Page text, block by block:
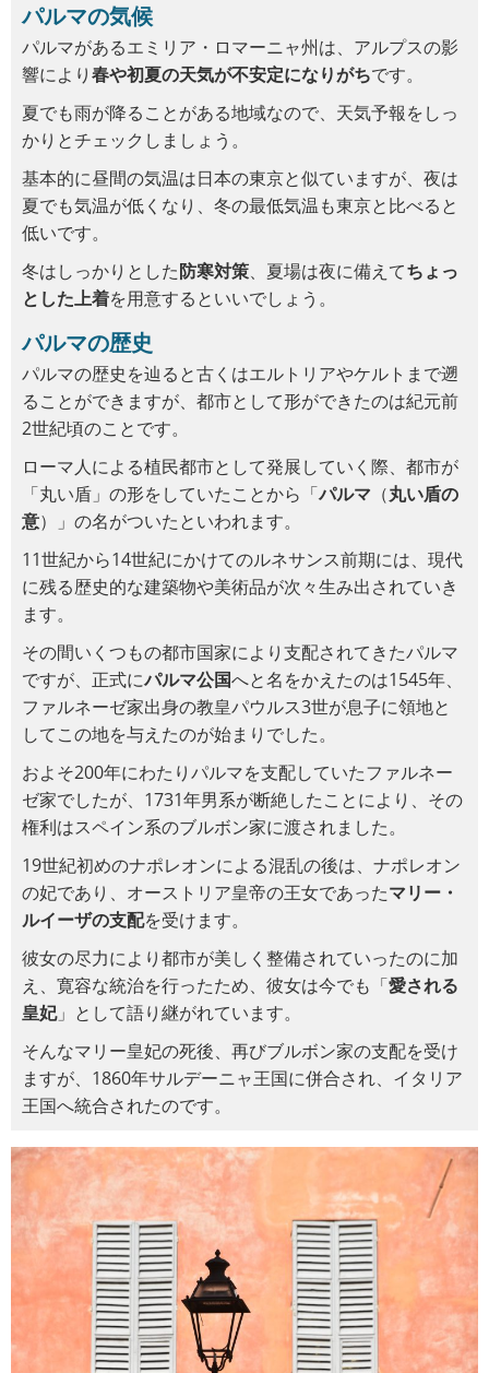
パルマの気候
パルマがあるエミリア・ロマーニャ州は、アルプスの影
響により春や初夏の天気が不安定になりがちです。
夏でも雨が降ることがある地域なので、天気予報をしっ
かりとチェックしましょう。
基本的に昼間の気温は日本の東京と似ていますが、夜は
夏でも気温が低くなり、冬の最低気温も東京と比べると
低いです。
冬はしっかりとした防寒対策、夏場は夜に備えてちょっ
とした上着を用意するといいでしょう。
パルマの歴史
パルマの歴史を辿ると古くはエルトリアやケルトまで遡
ることができますが、都市として形ができたのは紀元前
2世紀頃のことです。
ローマ人による植民都市として発展していく際、都市が
「丸い盾」の形をしていたことから「パルマ （丸い盾の
意）」の名がついたといわれます。
11世紀から14世紀にかけてのルネサンス前期には、現代
に残る歴史的な建築物や美術品が次々生み出されていき
ます。
その間いくつもの都市国家により支配されてきたパルマ
ですが、正式にパルマ公国へと名をかえたのは1545年、
ファルネーゼ家出身の教皇パウルス3世が息子に領地と
してこの地を与えたのが始まりでした。
およそ200年にわたりパルマを支配していたファルネー
ゼ家でしたが、1731年男系が断絶したことにより、その
権利はスペイン系のブルボン家に渡されました。
19世紀初めのナポレオンによる混乱の後は、ナポレオン
の妃であり、オーストリア皇帝の王女であったマリー・
ルイーザの支配を受けます。
彼女の尽力により都市が美しく整備されていったのに加
え、寛容な統治を行ったため、彼女は今でも「愛される
皇妃」として語り継がれています。
そんなマリー皇妃の死後、再びブルボン家の支配を受け
ますが、1860年サルデーニャ王国に併合され、イタリア
王国へ統合されたのです。